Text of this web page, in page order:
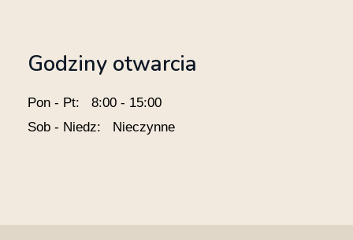
Godziny otwarcia
Pon - Pt: 8:00 - 15:00
Sob - Niedz: Nieczynne